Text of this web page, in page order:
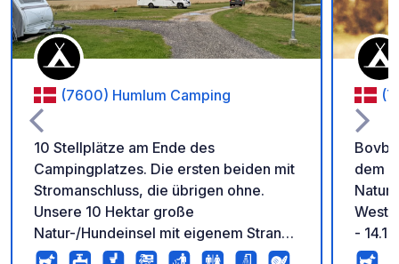
(7600) Humlum Camping
10 Stellplätze am Ende des
Campingplatzes. Die ersten beiden mit
Stromanschluss, die übrigen ohne.
Unsere 10 Hektar große
Natur-/Hundeinsel mit eigenem Strand.
2 Sanitärgebäude zur kostenlosen
dem
-
15.11.2025)